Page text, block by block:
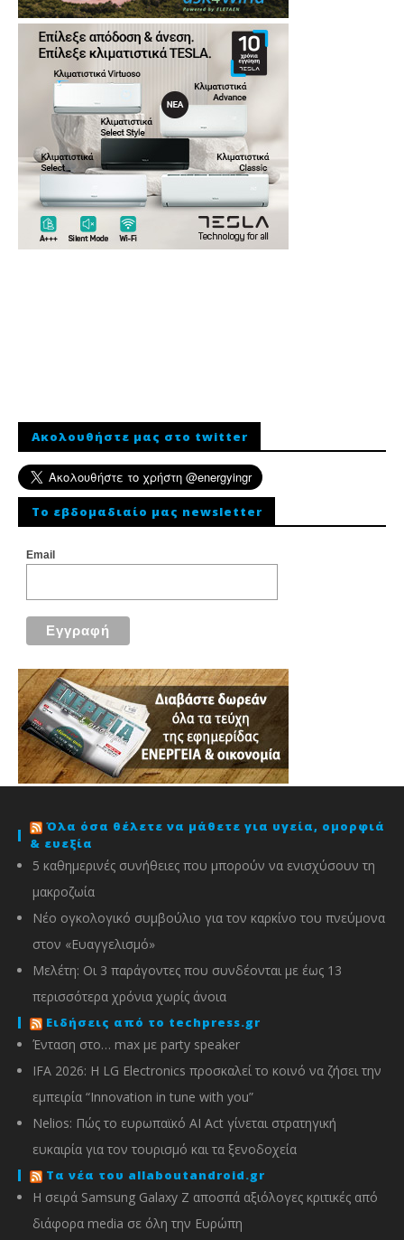
Ακολουθήστε μας στο twitter
To εβδομαδιαίο μας newsletter
Email
Όλα όσα θέλετε να μάθετε για υγεία, ομορφιά
& ευεξία
5 καθημερινές συνήθειες που μπορούν να ενισχύσουν τη
μακροζωία
Νέο ογκολογικό συμβούλιο για τον καρκίνο του πνεύμονα
στον «Ευαγγελισμό»
Μελέτη: Οι 3 παράγοντες που συνδέονται με έως 13
περισσότερα χρόνια χωρίς άνοια
Ειδήσεις από το techpress.gr
Ένταση στο… max με party speaker
IFA 2026: Η LG Electronics προσκαλεί το κοινό να ζήσει την
εμπειρία “Innovation in tune with you”
Nelios: Πώς το ευρωπαϊκό AI Act γίνεται στρατηγική
ευκαιρία για τον τουρισμό και τα ξενοδοχεία
Τα νέα του allaboutandroid.gr
Η σειρά Samsung Galaxy Z αποσπά αξιόλογες κριτικές από
διάφορα media σε όλη την Ευρώπη